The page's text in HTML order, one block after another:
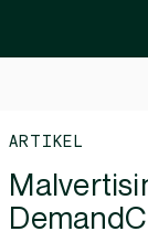
ARTIKEL